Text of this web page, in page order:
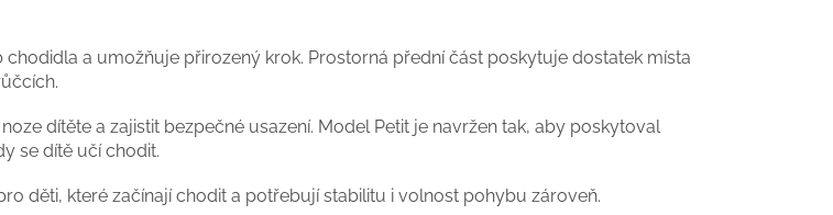
chodidla a umožňuje přirozený krok. Prostorná přední část poskytuje dostatek místa
dítěte a zajistit bezpečné usazení. Model Petit je navržen tak, aby poskytoval
se dítě učí chodit.
děti, které začínají chodit a potřebují stabilitu i volnost pohybu zároveň.